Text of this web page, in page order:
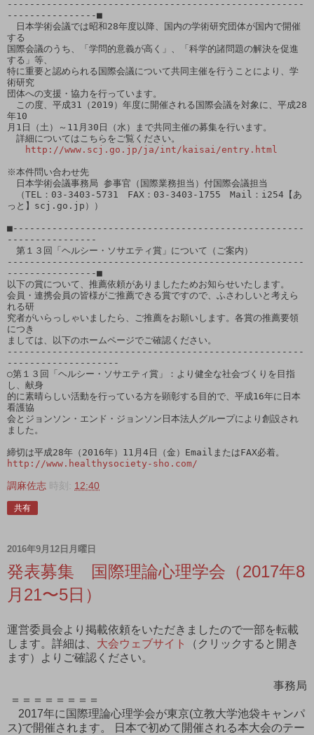
-----------------------------------------------------
----------------■
日本学術会議では昭和28年度以降、国内の学術研究団体が国内で開催
する
国際会議のうち、「学問的意義が高く」、「科学的諸問題の解決を促進
する」等、
特に重要と認められる国際会議について共同主催を行うことにより、学
術研究
団体への支援・協力を行っています。
この度、平成31（2019）年度に開催される国際会議を対象に、平成28
年10
月1日（土）～11月30日（水）まで共同主催の募集を行います。
詳細についてはこちらをご覧ください。
http://www.scj.go.jp/ja/int/kaisai/entry.html
※本件問い合わせ先
日本学術会議事務局 参事官（国際業務担当）付国際会議担当
（TEL：03-3403-5731　FAX：03-3403-1755　Mail：i254【あ
っと】scj.go.jp））
■----------------------------------------------------
----------------
第１３回「ヘルシー・ソサエティ賞」について（ご案内）
-----------------------------------------------------
----------------■
以下の賞について、推薦依頼がありましたためお知らせいたします。
会員・連携会員の皆様がご推薦できる賞ですので、ふさわしいと考えら
れる研
究者がいらっしゃいましたら、ご推薦をお願いします。各賞の推薦要領
につき
ましては、以下のホームページでご確認ください。
-----------------------------------------------------
--------------------
○第１３回「ヘルシー・ソサエティ賞」：より健全な社会づくりを目指
し、献身
的に素晴らしい活動を行っている方を顕彰する目的で、平成16年に日本
看護協
会とジョンソン・エンド・ジョンソン日本法人グループにより創設され
ました。
http://www.healthysociety-sho.com/
調麻佐志 時刻: 12:40
共有
2016年9月12日月曜日
発表募集 国際理論心理学会（2017年8
月21〜5日）
運営委員会より掲載依頼をいただきましたので一部を転載
します。詳細は、 大会ウェブサイト
（クリックすると開き
ます）よりご確認ください。
事務局
＝＝＝＝＝＝＝＝
2017年に国際理論心理学会が東京(立教大学池袋キャンパ
ス)で開催されます。 日本で初めて開催される本大会のテー